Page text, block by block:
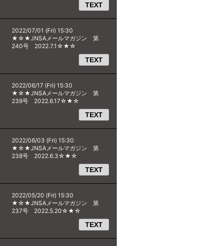
TEXT
2022/07/01 (Fri) 15:30
★☆★JNSAメールマガジン 第
240号 2022.7.1☆★☆
TEXT
2022/06/17 (Fri) 15:30
★☆★JNSAメールマガジン 第
239号 2022.6.17☆★☆
TEXT
2022/06/03 (Fri) 15:30
★☆★JNSAメールマガジン 第
238号 2022.6.3☆★☆
TEXT
2022/05/20 (Fri) 15:30
★☆★JNSAメールマガジン 第
237号 2022.5.20☆★☆
TEXT